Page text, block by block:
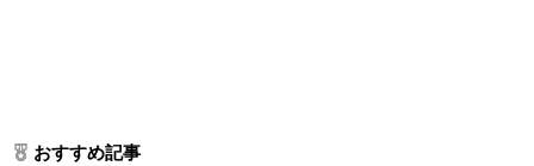
おすすめ記事